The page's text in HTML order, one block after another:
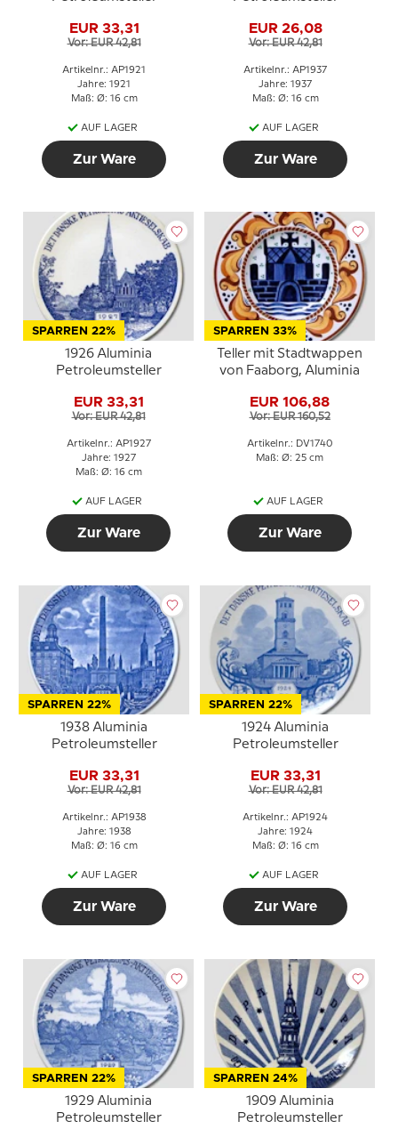
EUR 33,31
Vor: EUR 42,81
Artikelnr.: AP1921
Jahre: 1921
Maß: Ø: 16 cm
AUF LAGER
Zur Ware
EUR 26,08
Vor: EUR 42,81
Artikelnr.: AP1937
Jahre: 1937
Maß: Ø: 16 cm
AUF LAGER
Zur Ware
SPARREN 22%
1926 Aluminia
Petroleumsteller
EUR 33,31
Vor: EUR 42,81
Artikelnr.: AP1927
Jahre: 1927
Maß: Ø: 16 cm
AUF LAGER
Zur Ware
SPARREN 33%
Teller mit Stadtwappen
von Faaborg, Aluminia
EUR 106,88
Vor: EUR 160,52
Artikelnr.: DV1740
Maß: Ø: 25 cm
AUF LAGER
Zur Ware
SPARREN 22%
1938 Aluminia
Petroleumsteller
EUR 33,31
Vor: EUR 42,81
Artikelnr.: AP1938
Jahre: 1938
Maß: Ø: 16 cm
AUF LAGER
Zur Ware
SPARREN 22%
1924 Aluminia
Petroleumsteller
EUR 33,31
Vor: EUR 42,81
Artikelnr.: AP1924
Jahre: 1924
Maß: Ø: 16 cm
AUF LAGER
Zur Ware
SPARREN 22%
1929 Aluminia
Petroleumsteller
SPARREN 24%
1909 Aluminia
Petroleumsteller